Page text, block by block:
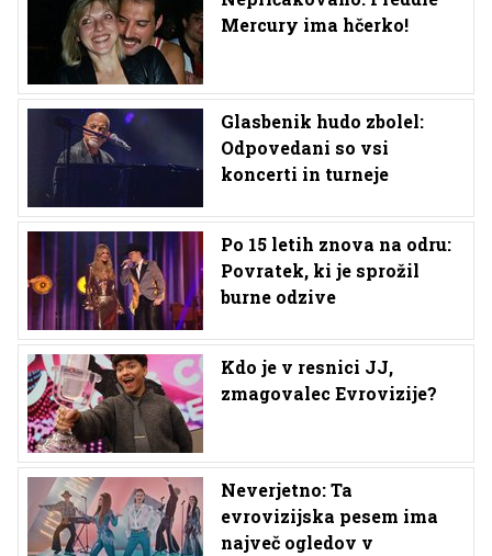
Mercury ima hčerko!
Glasbenik hudo zbolel:
Odpovedani so vsi
koncerti in turneje
Po 15 letih znova na odru:
Povratek, ki je sprožil
burne odzive
Kdo je v resnici JJ,
zmagovalec Evrovizije?
Neverjetno: Ta
evrovizijska pesem ima
največ ogledov v